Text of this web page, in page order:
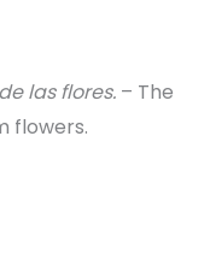
las flores.– The
flowers.